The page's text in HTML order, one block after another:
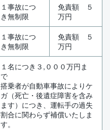
１事故につ
き無制限
免責額 ５
万円
１事故につ
き無制限
免責額 ５
万円
１名につき３,０００万円ま
で
搭乗者が自動車事故によりケ
ガ（死亡・後遺症障害を含み
ます）につき、運転手の過失
割合に関わらず補償いたしま
す。